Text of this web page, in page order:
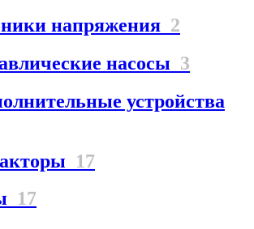
напряжения 2
насосы 3
устройства
17
17